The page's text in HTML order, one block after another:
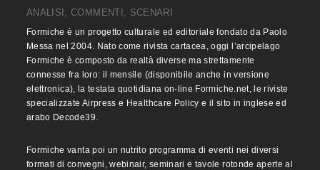
ANALISI, COMMENTI, SCENARI
Formiche è un progetto culturale ed editoriale fondato da Paolo
Messa nel 2004. Nato come rivista cartacea, oggi l’arcipelago
Formiche è composto da realtà diverse ma strettamente
connesse fra loro: il mensile (disponibile anche in versione
elettronica), la testata quotidiana on-line Formiche.net, le riviste
specializzate Airpress e Healthcare Policy e il sito in inglese ed
arabo Decode39.
Formiche vanta poi un nutrito programma di eventi nei diversi
formati di convegni, webinair, seminari e tavole rotonde aperte al